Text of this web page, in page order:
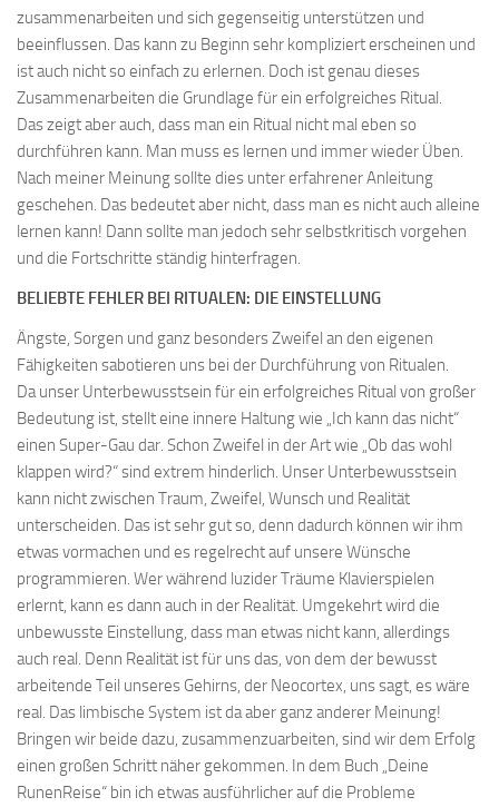
zusammenarbeiten und sich gegenseitig unterstützen und
beeinflussen. Das kann zu Beginn sehr kompliziert erscheinen und
ist auch nicht so einfach zu erlernen. Doch ist genau dieses
Zusammenarbeiten die Grundlage für ein erfolgreiches Ritual.
Das zeigt aber auch, dass man ein Ritual nicht mal eben so
durchführen kann. Man muss es lernen und immer wieder Üben.
Nach meiner Meinung sollte dies unter erfahrener Anleitung
geschehen. Das bedeutet aber nicht, dass man es nicht auch alleine
lernen kann! Dann sollte man jedoch sehr selbstkritisch vorgehen
und die Fortschritte ständig hinterfragen.
BELIEBTE FEHLER BEI RITUALEN: DIE EINSTELLUNG
Ängste, Sorgen und ganz besonders Zweifel an den eigenen
Fähigkeiten sabotieren uns bei der Durchführung von Ritualen.
Da unser Unterbewusstsein für ein erfolgreiches Ritual von großer
Bedeutung ist, stellt eine innere Haltung wie „Ich kann das nicht“
einen Super-Gau dar. Schon Zweifel in der Art wie „Ob das wohl
klappen wird?“ sind extrem hinderlich. Unser Unterbewusstsein
kann nicht zwischen Traum, Zweifel, Wunsch und Realität
unterscheiden. Das ist sehr gut so, denn dadurch können wir ihm
etwas vormachen und es regelrecht auf unsere Wünsche
programmieren. Wer während luzider Träume Klavierspielen
erlernt, kann es dann auch in der Realität. Umgekehrt wird die
unbewusste Einstellung, dass man etwas nicht kann, allerdings
auch real. Denn Realität ist für uns das, von dem der bewusst
arbeitende Teil unseres Gehirns, der Neocortex, uns sagt, es wäre
real. Das limbische System ist da aber ganz anderer Meinung!
Bringen wir beide dazu, zusammenzuarbeiten, sind wir dem Erfolg
einen großen Schritt näher gekommen. In dem Buch „Deine
RunenReise“ bin ich etwas ausführlicher auf die Probleme